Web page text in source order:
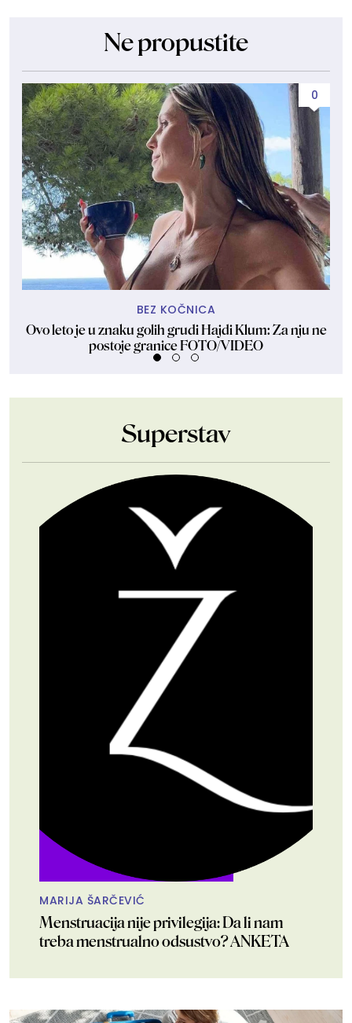
Ne propustite
0
BEZ KOČNICA
Ovo leto je u znaku golih grudi Hajdi Klum: Za nju ne
postoje granice FOTO/VIDEO
Superstav
MARIJA ŠARČEVIĆ
Menstruacija nije privilegija: Da li nam
treba menstrualno odsustvo? ANKETA